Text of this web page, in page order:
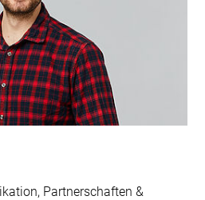
Partnerschaften &